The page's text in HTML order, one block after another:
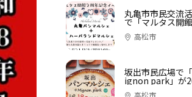
丸亀市市民交流
で「マルタス開
丸亀パンマルシ
シェ 」が2023年
高松市
坂出市民広場で
ignon park」が
開催高松市